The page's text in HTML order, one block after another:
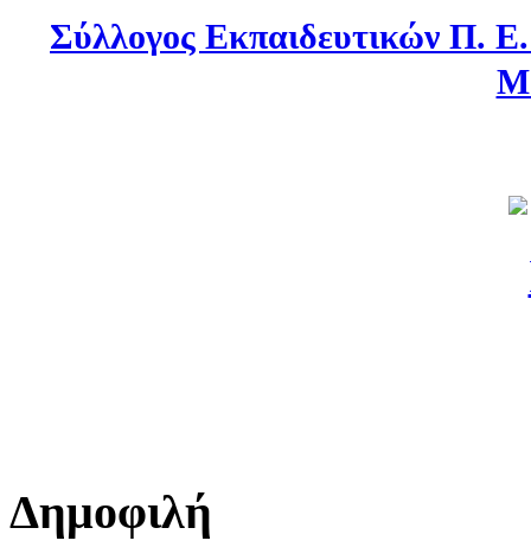
Σύλλογος Εκπαιδευτικών Π.
Δημοφιλή